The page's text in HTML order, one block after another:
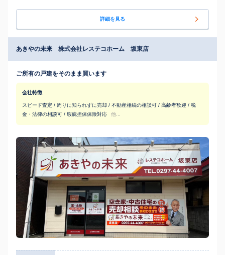
詳細を見る
あきやの未来 株式会社レステコホーム 坂東店
ご所有の戸建をそのまま買います
会社特徴
スピード査定 / 周りに知られずに売却 / 不動産相続の相談可 / 高齢者歓迎 / 税
金・法律の相談可 / 瑕疵担保保険対応
他...